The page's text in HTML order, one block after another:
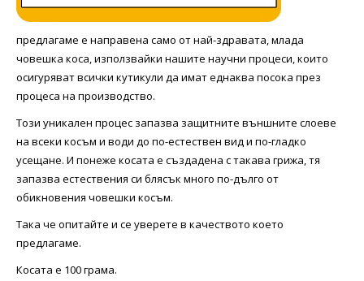
предлагаме е направена само от най-здравата, млада
човешка коса, използвайки нашите научни процеси, които
осигуряват всички кутикули да имат еднаква посока през
процеса на производство.
Този уникален процес запазва защитните външните слоеве
на всеки косъм и води до по-естествен вид и по-гладко
усещане. И понеже косата е създадена с такава грижа, тя
запазва естествения си блясък много по-дълго от
обикновения човешки косъм.
Така че опитайте и се уверете в качеството което
предлагаме.
Косата e 100 грама.